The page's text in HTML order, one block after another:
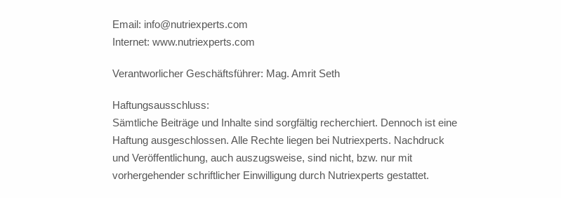
Email: info@nutriexperts.com
Internet: www.nutriexperts.com
Verantworlicher Geschäftsführer: Mag. Amrit Seth
Haftungsausschluss:
Sämtliche Beiträge und Inhalte sind sorgfältig recherchiert. Dennoch ist eine
Haftung ausgeschlossen. Alle Rechte liegen bei Nutriexperts. Nachdruck
und Veröffentlichung, auch auszugsweise, sind nicht, bzw. nur mit
vorhergehender schriftlicher Einwilligung durch Nutriexperts gestattet.